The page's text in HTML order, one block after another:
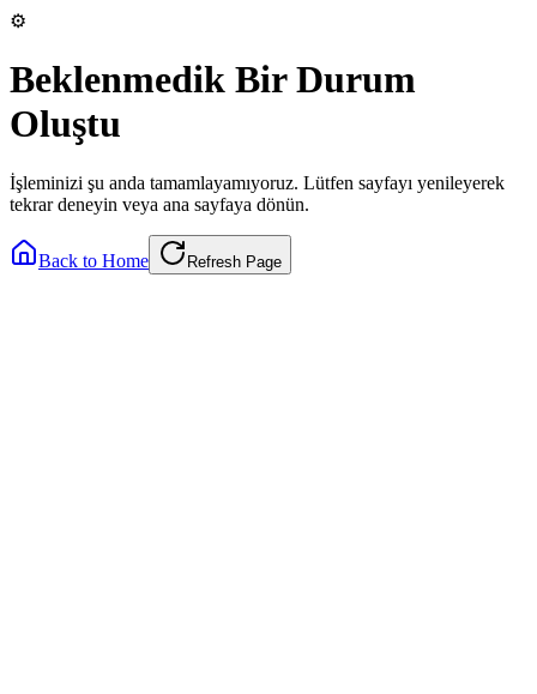
⚙️
Beklenmedik Bir Durum
Oluştu
İşleminizi şu anda tamamlayamıyoruz. Lütfen sayfayı yenileyerek
tekrar deneyin veya ana sayfaya dönün.
Back to Home Refresh Page